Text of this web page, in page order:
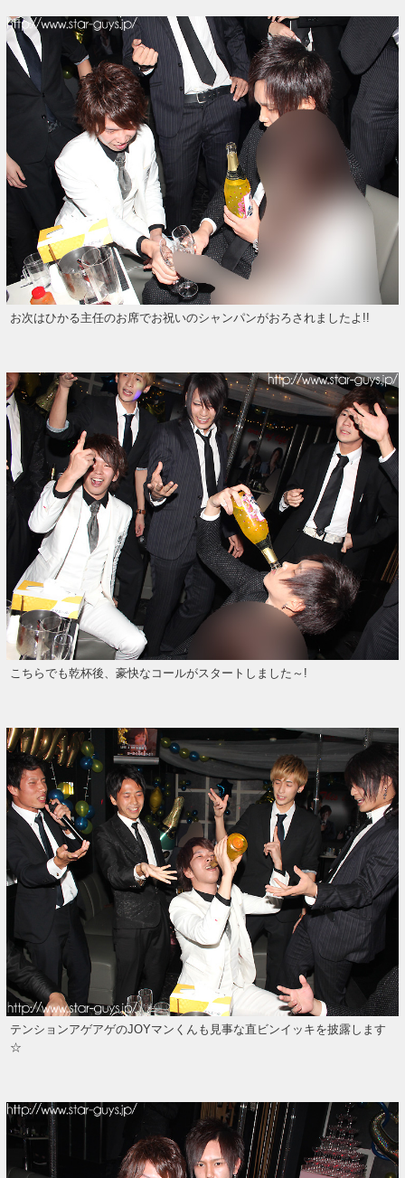
お次はひかる主任のお席でお祝いのシャンパンがおろされましたよ!!
こちらでも乾杯後、豪快なコールがスタートしました～!
テンションアゲアゲのJOYマンくんも見事な直ビンイッキを披露します
☆